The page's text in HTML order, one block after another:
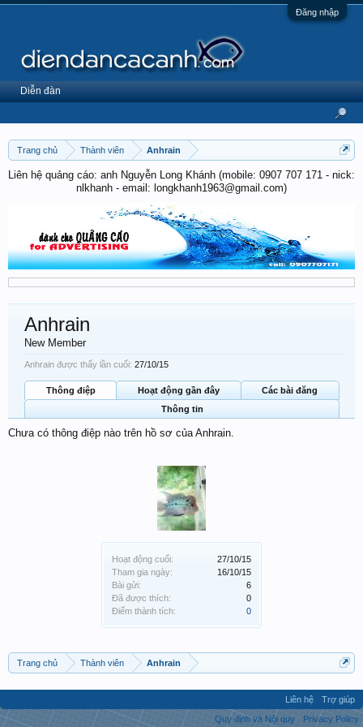
Đăng nhập
Trang chủ Thành viên Anhrain
Liên hệ quảng cáo: anh Nguyễn Long Khánh (mobile: 0907 707 171 - nick:
nlkhanh - email: longkhanh1963@gmail.com)
Hoạt động cuối:
27/10/15
Tham gia ngày:
16/10/15
Bài gửi:
6
Đã được thích:
0
Điểm thành tích:
0
Anhrain
New Member
Anhrain được thấy lần cuối: 27/10/15
Thông điệp Hoạt động gần đây
Các bài đăng
Thông tin
Chưa có thông điệp nào trên hồ sơ của Anhrain.
Trang chủ Thành viên Anhrain
Diễn đàn
Liên hệ
Trợ giúp
Quy định và Nội quy
Privacy Policy